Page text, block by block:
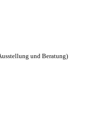
und Beratung)